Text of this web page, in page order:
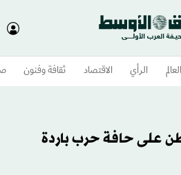
العالم الرأي الاقتصاد ثقافة وفنون
على حافة حرب باردة